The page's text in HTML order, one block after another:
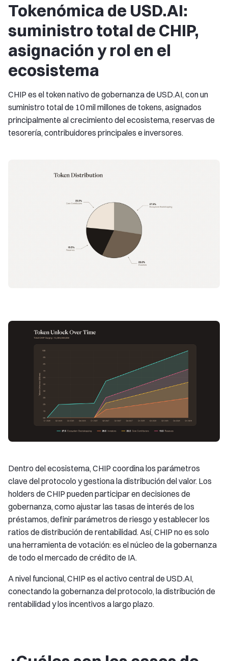
Tokenómica de USD.AI:
suministro total de CHIP,
asignación y rol en el
ecosistema
CHIP es el token nativo de gobernanza de USD.AI, con un
suministro total de 10 mil millones de tokens, asignados
principalmente al crecimiento del ecosistema, reservas de
tesorería, contribuidores principales e inversores.
Dentro del ecosistema, CHIP coordina los parámetros
clave del protocolo y gestiona la distribución del valor. Los
holders de CHIP pueden participar en decisiones de
gobernanza, como ajustar las tasas de interés de los
préstamos, definir parámetros de riesgo y establecer los
ratios de distribución de rentabilidad. Así, CHIP no es solo
una herramienta de votación: es el núcleo de la gobernanza
de todo el mercado de crédito de IA.
A nivel funcional, CHIP es el activo central de USD.AI,
conectando la gobernanza del protocolo, la distribución de
rentabilidad y los incentivos a largo plazo.